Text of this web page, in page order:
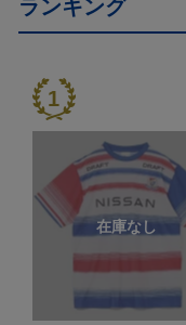
ランキング